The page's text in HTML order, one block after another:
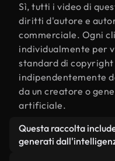
Sì, tutti i video di
diritti d'autore e
commerciale. Ogni
individualmente per
standard di copyright
indipendentemente
da un creatore o
artificiale.
Questa raccolta
generati